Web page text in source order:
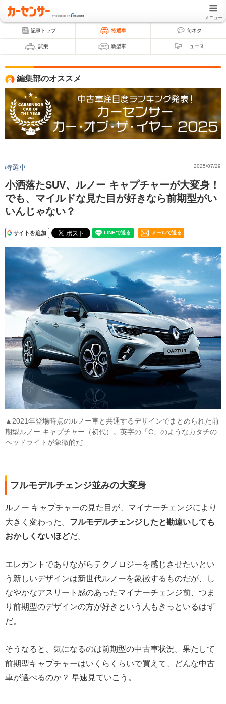
メニュー
記事トップ 特選車 旬ネタ
試乗 新型車 ニュース
編集部のオススメ
特選車 2025/07/29
小洒落たSUV、ルノー キャプチャーが大変身！
でも、マイルドな見た目が好きなら前期型がい
いんじゃない？
サイトを追加 メールで送る
▲2021年登場時点のルノー車と共通するデザインでまとめられた前
期型ルノー キャプチャー（初代）。英字の「C」のようなカタチの
ヘッドライトが象徴的だ
フルモデルチェンジ並みの大変身
ルノー キャプチャーの見た目が、マイナーチェンジにより
大きく変わった。 フルモデルチェンジしたと勘違いしても
おかしくないほどだ。
エレガントでありながらテクノロジーを感じさせたいとい
う新しいデザインは新世代ルノーを象徴するものだが、し
なやかなアスリート感のあったマイナーチェンジ前、つま
り前期型のデザインの方が好きという人もきっといるはず
だ。
そうなると、気になるのは前期型の中古車状況。果たして
前期型キャプチャーはいくらくらいで買えて、どんな中古
車が選べるのか？ 早速見ていこう。